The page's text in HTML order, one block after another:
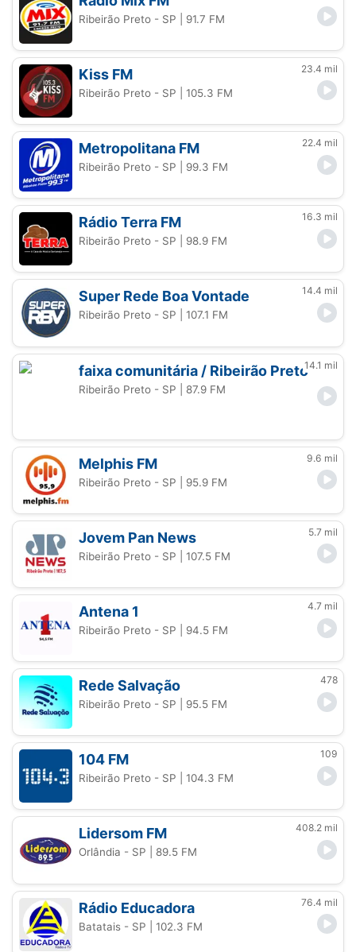
Ribeirão Preto - SP | 91.7 FM
Kiss FM 23.4 mil
Ribeirão Preto - SP | 105.3 FM
Metropolitana FM 22.4 mil
Ribeirão Preto - SP | 99.3 FM
Rádio Terra FM 16.3 mil
Ribeirão Preto - SP | 98.9 FM
Super Rede Boa Vontade 14.4 mil
Ribeirão Preto - SP | 107.1 FM
faixa comunitária / Ribeirão Preto14.1 mil
Ribeirão Preto - SP | 87.9 FM
Melphis FM 9.6 mil
Ribeirão Preto - SP | 95.9 FM
Jovem Pan News 5.7 mil
Ribeirão Preto - SP | 107.5 FM
Antena 1 4.7 mil
Ribeirão Preto - SP | 94.5 FM
Rede Salvação 478
Ribeirão Preto - SP | 95.5 FM
104 FM 109
Ribeirão Preto - SP | 104.3 FM
Lidersom FM 408.2 mil
Orlândia - SP | 89.5 FM
Rádio Educadora 76.4 mil
Batatais - SP | 102.3 FM